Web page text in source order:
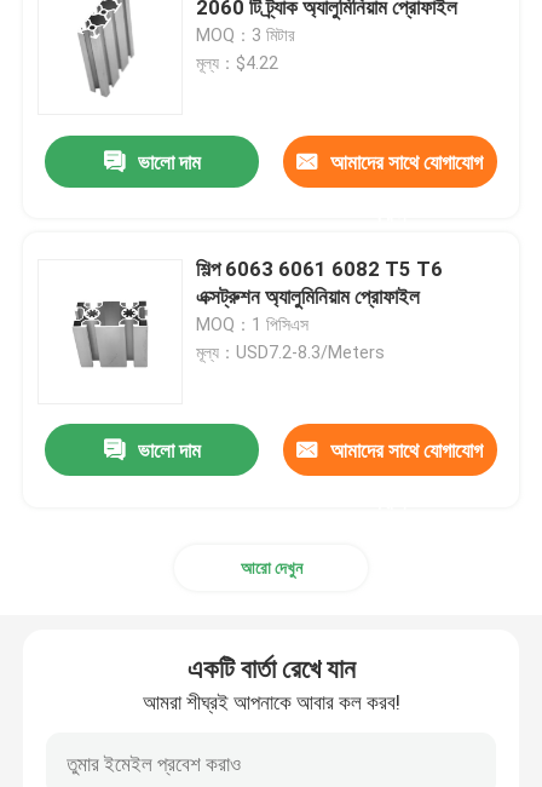
2060 টি ট্র্যাক অ্যালুমিনিয়াম প্রোফাইল
MOQ：3 মিটার
মূল্য：$4.22
ভালো দাম আমাদের সাথে যোগাযোগ
শিল্প 6063 6061 6082 T5 T6
এক্সট্রুশন অ্যালুমিনিয়াম প্রোফাইল
MOQ：1 পিসিএস
মূল্য：USD7.2-8.3/Meters
ভালো দাম আমাদের সাথে যোগাযোগ
আরো দেখুন
একটি বার্তা রেখে যান
আমরা শীঘ্রই আপনাকে আবার কল করব!